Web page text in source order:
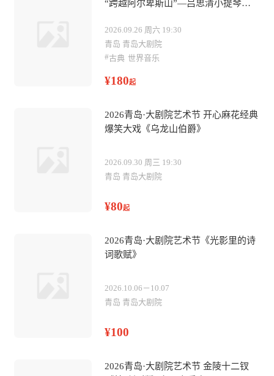
“跨越阿尔卑斯山”—吕思清小提琴独
2026.09.26 周六 19:30
青岛 青岛大剧院
#古典 世界音乐
¥180起
2026青岛·大剧院艺术节 开心麻花经典
爆笑大戏《乌龙山伯爵》
2026.09.30 周三 19:30
青岛 青岛大剧院
¥80起
2026青岛·大剧院艺术节《光影里的诗
词歌赋》
2026.10.06－10.07
青岛 青岛大剧院
¥100
2026青岛·大剧院艺术节 金陵十二钗